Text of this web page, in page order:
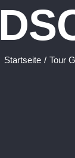
Startseite / Tour